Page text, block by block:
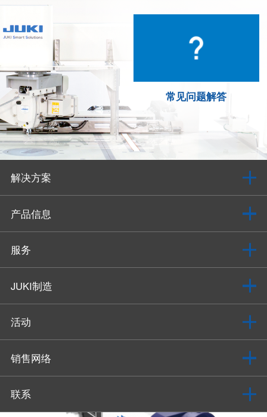
常见问题解答
解决方案
产品信息
服务
JUKI制造
活动
销售网络
联系